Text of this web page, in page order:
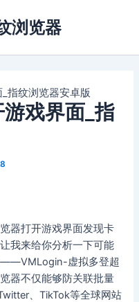
浏览器
指纹浏览器安卓版
戏界面_指
器打开游戏界面发现卡
我来给你分析一下可能
——VMLogin-虚拟多登超
器不仅能够防关联批量
、TikTok等全球网站